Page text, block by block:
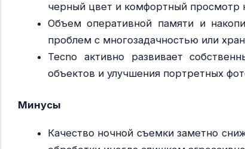
черный цвет и комфортный просмотр
Объем оперативной памяти и
проблем с многозадачностью или
Tecno активно развивает
объектов и улучшения портретных
Минусы
Качество ночной съемки заметно